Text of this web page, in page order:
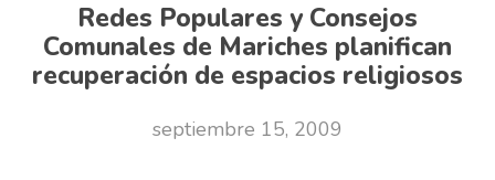
Redes Populares y Consejos
Comunales de Mariches planifican
recuperación de espacios religiosos
septiembre 15, 2009